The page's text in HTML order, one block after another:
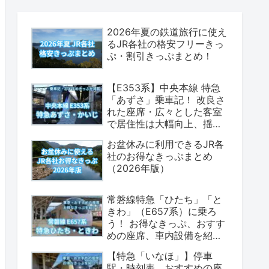
2026年夏の鉄道旅行に使え
るJR各社の格安フリーきっ
ぷ・割引きっぷまとめ！
【E353系】中央本線 特急
「あずさ」乗車記！ 改良さ
れた座席・広々とした客室
で居住性は大幅向上、揺れ
（座席表・荷物置場の情報
あり）
お盆休みに利用できるJR各
社のお得なきっぷまとめ
（2026年版）
常磐線特急「ひたち」「と
きわ」（E657系）に乗ろ
う！ お得なきっぷ、おすす
めの座席、車内設備を紹介
【特急「いなほ」】停車